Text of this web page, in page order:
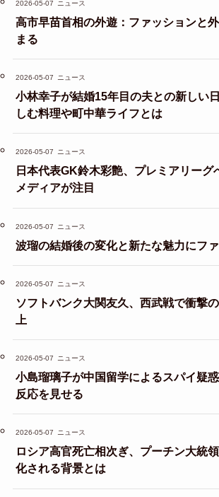
2026-05-07 ニュース
高市早苗首相の外遊：ファッションと
まる
2026-05-07 ニュース
小林幸子が結婚15年目の夫との新しい
しむ料理や町中華ライフとは
2026-05-07 ニュース
日本代表GK鈴木彩艶、プレミアリーグ
メディアが注目
2026-05-07 ニュース
波瑠の結婚後の変化と新たな魅力にフ
2026-05-07 ニュース
ソフトバンク大関友久、西武戦で衝撃
上
2026-05-07 ニュース
小島瑠璃子が中国留学によるスパイ疑
反応を見せる
2026-05-07 ニュース
ロシア高官死亡相次ぎ、プーチン大統
化される背景とは